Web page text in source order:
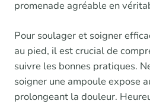
promenade agréable en
Pour soulager et soigner
au pied, il est crucial de
suivre les bonnes pratiques.
soigner une ampoule expose
prolongeant la douleur.